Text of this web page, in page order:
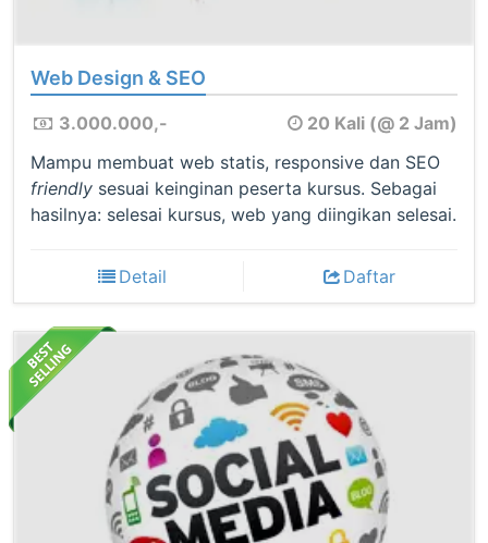
Web Design & SEO
3.000.000,-
20 Kali (@ 2 Jam)
Mampu membuat web statis, responsive dan SEO
friendly sesuai keinginan peserta kursus. Sebagai
hasilnya: selesai kursus, web yang diingikan selesai.
Detail Daftar